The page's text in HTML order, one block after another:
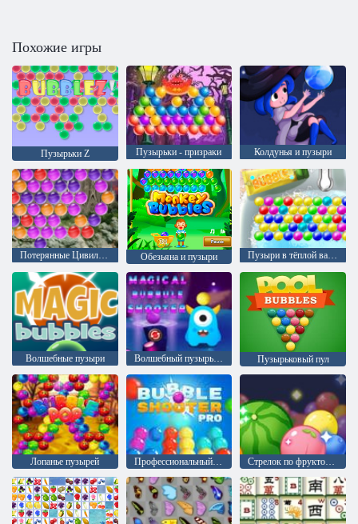
Похожие игры
Пузырьки Z Пузырьки - призраки Колдунья и пузыри
Потерянные Цивилизации Обезьяна и пузыри Пузыри в тёплой ванне
Волшебные пузыри Волшебный пузырь шутер Пузырьковый пул
Лопанье пузырей Профессиональный стрелок по пузырям Стрелок по фруктовым пузырям